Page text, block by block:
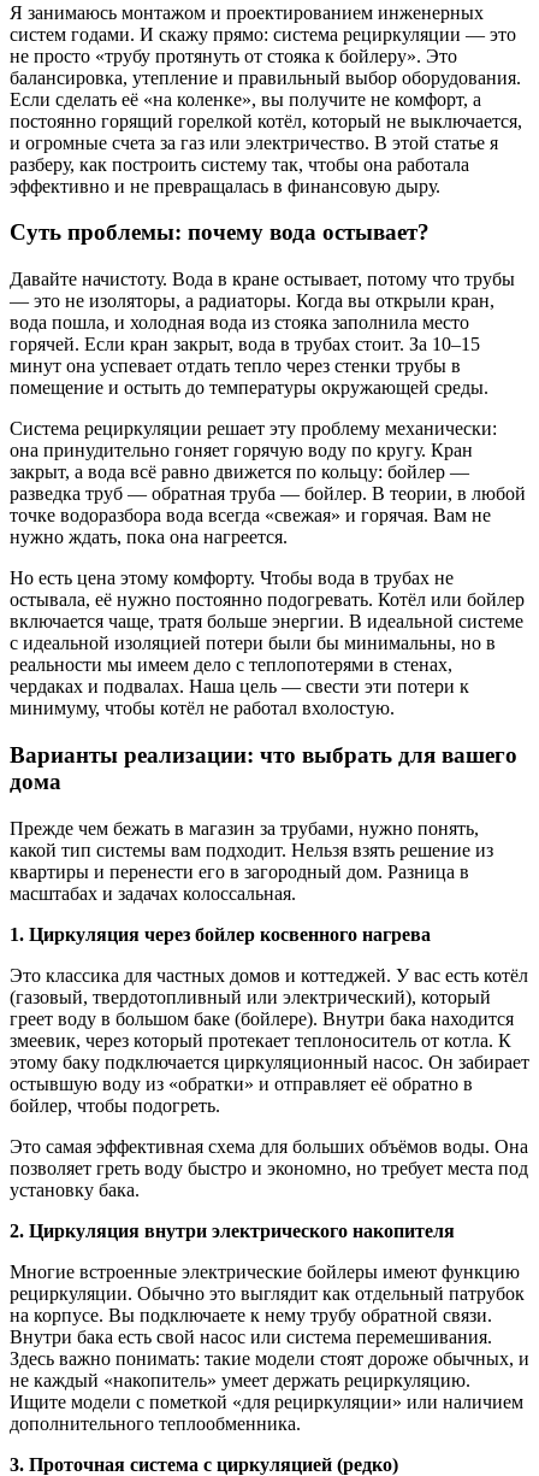
Я занимаюсь монтажом и проектированием инженерных
систем годами. И скажу прямо: система рециркуляции — это
не просто «трубу протянуть от стояка к бойлеру». Это
балансировка, утепление и правильный выбор оборудования.
Если сделать её «на коленке», вы получите не комфорт, а
постоянно горящий горелкой котёл, который не выключается,
и огромные счета за газ или электричество. В этой статье я
разберу, как построить систему так, чтобы она работала
эффективно и не превращалась в финансовую дыру.
Суть проблемы: почему вода остывает?
Давайте начистоту. Вода в кране остывает, потому что трубы
— это не изоляторы, а радиаторы. Когда вы открыли кран,
вода пошла, и холодная вода из стояка заполнила место
горячей. Если кран закрыт, вода в трубах стоит. За 10–15
минут она успевает отдать тепло через стенки трубы в
помещение и остыть до температуры окружающей среды.
Система рециркуляции решает эту проблему механически:
она принудительно гоняет горячую воду по кругу. Кран
закрыт, а вода всё равно движется по кольцу: бойлер —
разведка труб — обратная труба — бойлер. В теории, в любой
точке водоразбора вода всегда «свежая» и горячая. Вам не
нужно ждать, пока она нагреется.
Но есть цена этому комфорту. Чтобы вода в трубах не
остывала, её нужно постоянно подогревать. Котёл или бойлер
включается чаще, тратя больше энергии. В идеальной системе
с идеальной изоляцией потери были бы минимальны, но в
реальности мы имеем дело с теплопотерями в стенах,
чердаках и подвалах. Наша цель — свести эти потери к
минимуму, чтобы котёл не работал вхолостую.
Варианты реализации: что выбрать для вашего
дома
Прежде чем бежать в магазин за трубами, нужно понять,
какой тип системы вам подходит. Нельзя взять решение из
квартиры и перенести его в загородный дом. Разница в
масштабах и задачах колоссальная.
1. Циркуляция через бойлер косвенного нагрева
Это классика для частных домов и коттеджей. У вас есть котёл
(газовый, твердотопливный или электрический), который
греет воду в большом баке (бойлере). Внутри бака находится
змеевик, через который протекает теплоноситель от котла. К
этому баку подключается циркуляционный насос. Он забирает
остывшую воду из «обратки» и отправляет её обратно в
бойлер, чтобы подогреть.
Это самая эффективная схема для больших объёмов воды. Она
позволяет греть воду быстро и экономно, но требует места под
установку бака.
2. Циркуляция внутри электрического накопителя
Многие встроенные электрические бойлеры имеют функцию
рециркуляции. Обычно это выглядит как отдельный патрубок
на корпусе. Вы подключаете к нему трубу обратной связи.
Внутри бака есть свой насос или система перемешивания.
Здесь важно понимать: такие модели стоят дороже обычных, и
не каждый «накопитель» умеет держать рециркуляцию.
Ищите модели с пометкой «для рециркуляции» или наличием
дополнительного теплообменника.
3. Проточная система с циркуляцией (редко)